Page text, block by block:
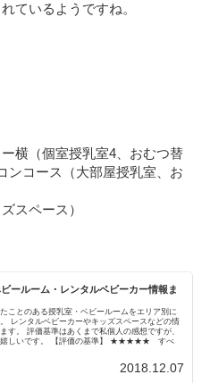
ているようですね。
横（個室授乳室4、おむつ替
ンコース（大部屋授乳室、お
スペース）
ールーム・レンタルベビーカー情報ま
ことのある授乳室・ベビールームをエリア別に
レンタルベビーカーやキッズスペースなどの情
す。 評価基準はあくまで私個人の感想ですが、
嬉しいです。 【評価の基準】 ★★★★★ すべ
2018.12.07